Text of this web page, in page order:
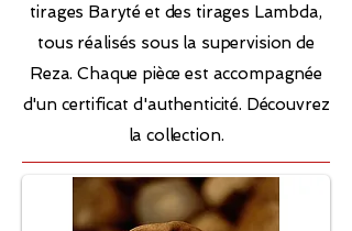
tirages Baryté et des tirages Lambda,
tous réalisés sous la supervision de
Reza. Chaque pièce est accompagnée
d'un certificat d'authenticité. Découvrez
la collection.